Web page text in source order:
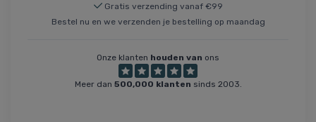
Gratis verzending vanaf €99
Bestel nu en we verzenden je bestelling op maandag
Onze klanten houden van ons
Meer dan 500,000 klanten sinds 2003.